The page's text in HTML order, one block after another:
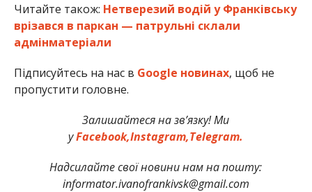
Читайте також: Нетверезий водій у Франківську
врізався в паркан — патрульні склали
адмінматеріали
Підписуйтесь на нас в Google новинах, щоб не
пропустити головне.
Залишайтеся на зв’язку! Ми
уFacebook,Instagram,Telegram.
Надсилайте свої новини нам на пошту:
informator.ivanofrankivsk@gmail.com